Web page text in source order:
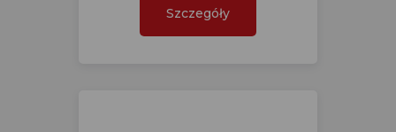
Szczegóły